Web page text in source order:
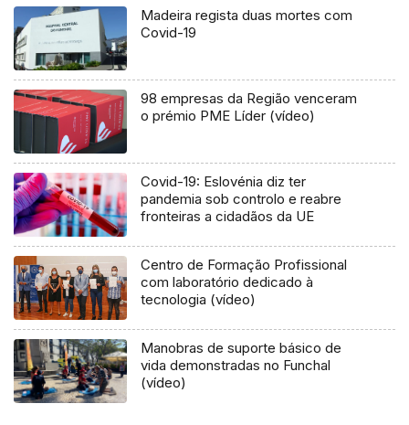
Madeira regista duas mortes com
Covid-19
98 empresas da Região venceram
o prémio PME Líder (vídeo)
Covid-19: Eslovénia diz ter
pandemia sob controlo e reabre
fronteiras a cidadãos da UE
Centro de Formação Profissional
com laboratório dedicado à
tecnologia (vídeo)
Manobras de suporte básico de
vida demonstradas no Funchal
(vídeo)